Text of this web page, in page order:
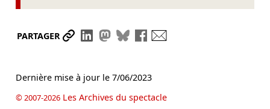
PARTAGER Partager le lien
Partager sur LinkedIn
Partager sur Mastodon
Partager sur Bluesky
Partager sur Facebook
Dernière mise à jour le 7/06/2023
© 2007-2026Les Archives du spectacle